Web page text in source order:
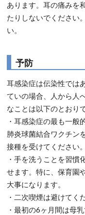
あります。耳の痛みを
たりしないでください
い。
予防
耳感染症は伝染性では
ていの場合、人から人
なことは以下のとおりで
・耳感染症の最も一般
肺炎球菌結合ワクチン
接種を受けてください。
・手を洗うことを習慣
せます。特に、保育園
大事になります。
・二次喫煙は避けてく
・最初の6ヶ月間は母